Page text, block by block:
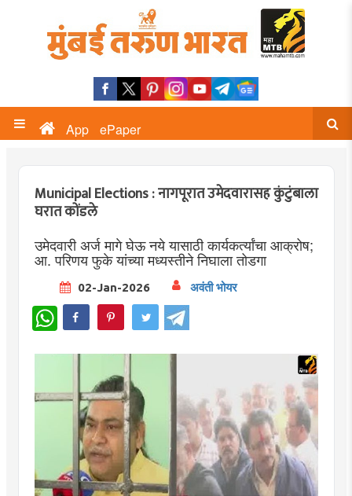
App ePaper
Municipal Elections : नागपूरात उमेदवारासह कुंटुंबाला
घरात कोंडले
उमेदवारी अर्ज मागे घेऊ नये यासाठी कार्यकर्त्यांचा आक्रोष;
आ. परिणय फुके यांच्या मध्यस्तीने निघाला तोडगा
02-Jan-2026 अवंती भोयर
WhatsApp